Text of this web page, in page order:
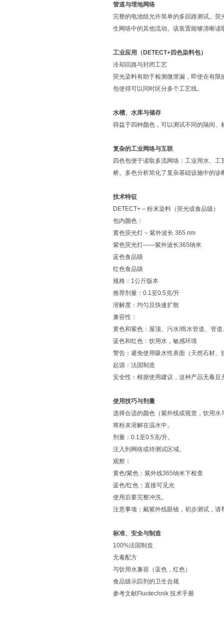
管道与埋地网络
完整的电池组允许简单的多回路测试。
生网络中的其他流动。该装置能够清晰读
工业应用（DETECT+四色染料包）
冷却回路与封闭工艺
荧光染料有助于检测微泄漏，即使在有
包使得可以同时区分多个工艺线。
水槽、水库与储存
得益于四种颜色，可以测试不同的隔间
复杂的工业网络与互联
四色包便于读取多流网络：工业用水、
桥。多色分析简化了复杂基础设施中的诊
技术特征
DETECT+ – 粉末染料（荧光或食品级）
包内颜色：
黄色荧光灯 – 紫外波长 365 nm
紫色荧光灯——紫外波长365纳米
蓝色食品级
红色食品级
规格：1公斤版本
推荐剂量：0.1至0.5克/升
溶解度：均匀且快速扩散
兼容性：
黄色和紫色：屋顶、污水/雨水管道、管道
蓝色和红色：饮用水，敏感环境
警告：避免使用吸水性表面（天然石材、
起源：法国制造
安全性：根据使用建议，这种产品无毒且
使用技巧与剂量
选择合适的颜色（紫外线或视觉，饮用水
将粉末溶解在温水中。
剂量：0.1至0.5克/升。
注入到网络或待测试区域。
观察：
黄色/紫色：紫外线365纳米下检查
蓝色/红色：直接可见光
使用后要完整冲洗。
注意事项：戴紫外线眼镜，初步测试，请
标准、安全与制造
100%法国制造
无毒配方
与饮用水兼容（蓝色，红色）
食品级示踪剂的卫生合规
参考文献Fluotechnik 技术手册